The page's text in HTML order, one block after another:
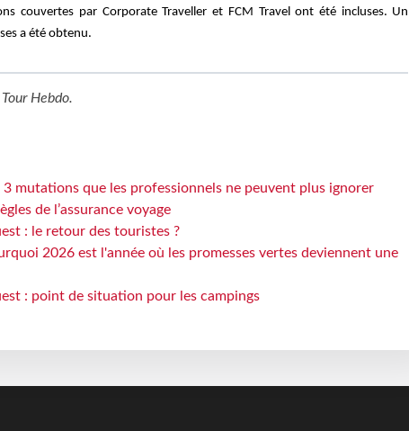
couvertes par Corporate Traveller et FCM Travel ont été incluses. Un
a été obtenu.
Tour Hebdo.
3 mutations que les professionnels ne peuvent plus ignorer
de l’assurance voyage
: le retour des touristes ?
2026 est l'année où les promesses vertes deviennent une
: point de situation pour les campings